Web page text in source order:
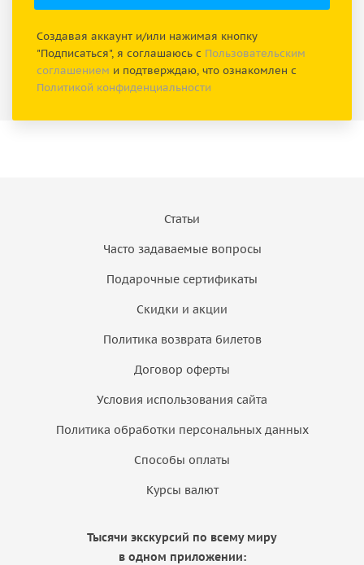
Создавая аккаунт и/или нажимая кнопку
"Подписаться", я соглашаюсь с Пользовательским
соглашением и подтверждаю, что ознакомлен с
Политикой конфиденциальности
Статьи
Часто задаваемые вопросы
Подарочные сертификаты
Скидки и акции
Политика возврата билетов
Договор оферты
Условия использования сайта
Политика обработки персональных данных
Способы оплаты
Курсы валют
Тысячи экскурсий по всему миру
в одном приложении: